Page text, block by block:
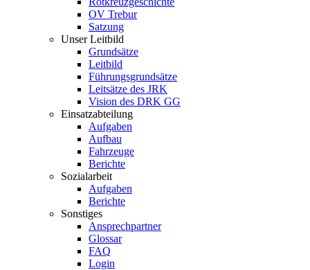
OV Trebur
Satzung
Unser Leitbild
Grundsätze
Leitbild
Führungsgrundsätze
Leitsätze des JRK
Vision des DRK GG
Einsatzabteilung
Aufgaben
Aufbau
Fahrzeuge
Berichte
Sozialarbeit
Aufgaben
Berichte
Sonstiges
Ansprechpartner
Glossar
FAQ
Login